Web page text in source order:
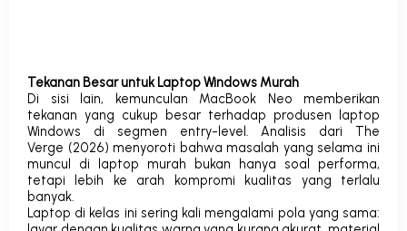
Tekanan Besar untuk Laptop Windows Murah
Di sisi lain, kemunculan MacBook Neo memberikan
tekanan yang cukup besar terhadap produsen laptop
Windows di segmen entry-level. Analisis dari The
Verge (2026) menyoroti bahwa masalah yang selama ini
muncul di laptop murah bukan hanya soal performa,
tetapi lebih ke arah kompromi kualitas yang terlalu
banyak.
Laptop di kelas ini sering kali mengalami pola yang sama: